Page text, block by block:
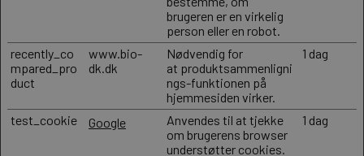
brugeren er en virkelig
person eller en robot.
recently_co
mpared_pro
duct
www.bio-
dk.dk
Nødvendig for
at produktsammenligni
ngs-funktionen på
hjemmesiden virker.
1 dag
test_cookie Google
Anvendes til at tjekke
om brugerens browser
understøtter cookies.
1 dag